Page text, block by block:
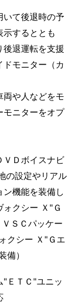
いて後退時の予
するととも
後退運転を支援
モニター（カ
両や人などをモ
モニターをオプ
ＶＤボイスナビ
の設定やリアル
機能を装備し
ォクシー Ｘ"Ｇ
ＳＣパッケー
クシー Ｘ"Ｇエ
備）
"ＥＴＣ"ユニッ